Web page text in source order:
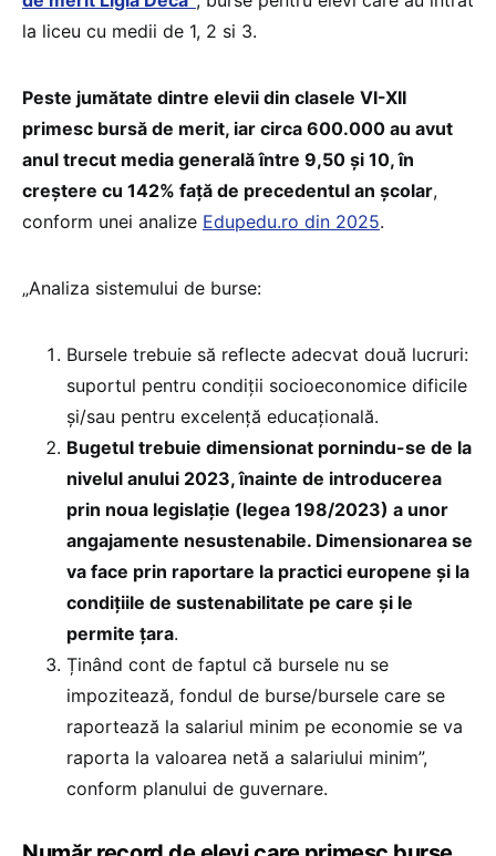
la liceu cu medii de 1, 2 si 3.
Peste jumătate dintre elevii din clasele VI-XII
primesc bursă de merit, iar circa 600.000 au avut
anul trecut media generală între 9,50 și 10, în
creștere cu 142% față de precedentul an școlar,
conform unei analize Edupedu.ro din 2025.
„Analiza sistemului de burse:
Bursele trebuie să reflecte adecvat două lucruri:
suportul pentru condiții socioeconomice dificile
și/sau pentru excelență educațională.
Bugetul trebuie dimensionat pornindu-se de la
nivelul anului 2023, înainte de introducerea
prin noua legislație (legea 198/2023) a unor
angajamente nesustenabile. Dimensionarea se
va face prin raportare la practici europene și la
condițiile de sustenabilitate pe care și le
permite țara.
Ținând cont de faptul că bursele nu se
impozitează, fondul de burse/bursele care se
raportează la salariul minim pe economie se va
raporta la valoarea netă a salariului minim”,
conform planului de guvernare.